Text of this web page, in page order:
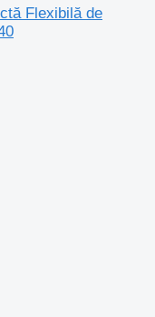
Flexibilă de